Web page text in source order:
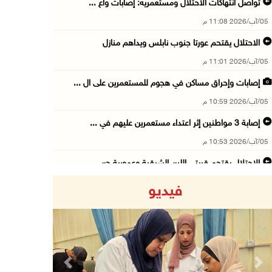
تواصل انتهاكات الاحتلال ومستعمريه: إصابات واع ...
05/آب/2026 11:08 م
الاحتلال يقتحم عورتا جنوب نابلس ويداهم منازل
05/آب/2026 11:01 م
إصابات وإحراق مساكن في هجوم للمستعمرين على ال ...
05/آب/2026 10:59 م
إصابة 3 مواطنين إثر اعتداء مستعمرين عليهم في ...
05/آب/2026 10:53 م
الاحتلال يقتحم قريتي اللبن الشرقية وعمورية جن ...
مستعمرون يقتحمون بيت فجار جنوب بيت لحم
05/آب/2026 10:19 م
فيديو
Previous Next